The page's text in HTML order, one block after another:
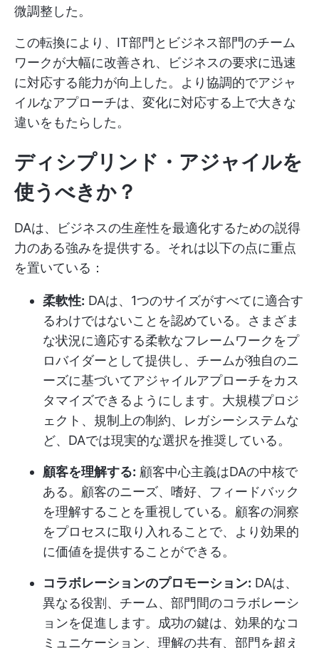
微調整した。
この転換により、IT部門とビジネス部門のチーム
ワークが大幅に改善され、ビジネスの要求に迅速
に対応する能力が向上した。より協調的でアジャ
イルなアプローチは、変化に対応する上で大きな
違いをもたらした。
ディシプリンド・アジャイルを
使うべきか？
DAは、ビジネスの生産性を最適化するための説得
力のある強みを提供する。それは以下の点に重点
を置いている：
柔軟性: DAは、1つのサイズがすべてに適合す
るわけではないことを認めている。さまざま
な状況に適応する柔軟なフレームワークをプ
ロバイダーとして提供し、チームが独自のニ
ーズに基づいてアジャイルアプローチをカス
タマイズできるようにします。大規模プロジ
ェクト、規制上の制約、レガシーシステムな
ど、DAでは現実的な選択を推奨している。
顧客を理解する: 顧客中心主義はDAの中核で
ある。顧客のニーズ、嗜好、フィードバック
を理解することを重視している。顧客の洞察
をプロセスに取り入れることで、より効果的
に価値を提供することができる。
コラボレーションのプロモーション: DAは、
異なる役割、チーム、部門間のコラボレーシ
ョンを促進します。成功の鍵は、効果的なコ
ミュニケーション、理解の共有、部門を超え